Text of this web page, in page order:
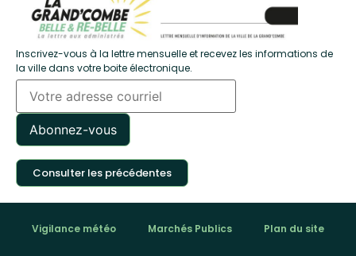
Inscrivez-vous à la lettre mensuelle et recevez les informations de
la ville dans votre boite électronique.
Consulter les précédentes
Vigilance météo Marchés Publics Plan du site